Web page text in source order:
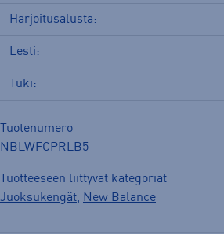
Harjoitusalusta:
Lesti:
Tuki:
Tuotenumero
NBLWFCPRLB5
Tuotteeseen liittyvät kategoriat
Juoksukengät, New Balance